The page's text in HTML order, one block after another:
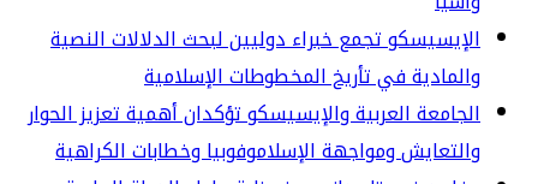
تجمع خبراء دوليين لبحث الدلالات النصية
في تأريخ المخطوطات الإسلامية
العربية والإيسيسكو تؤكدان أهمية تعزيز الحوار
ومواجهة الإسلاموفوبيا وخطابات الكراهية